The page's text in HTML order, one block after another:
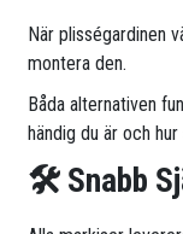
När plisségardinen
montera den.
Båda alternativen
händig du är och
🛠 Snabb